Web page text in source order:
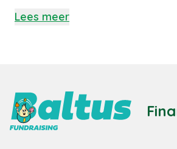
Lees meer